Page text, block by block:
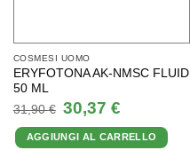
COSMESI UOMO
ERYFOTONA AK-NMSC FLUID
50 ML
31,90€ Il
prezzo
originale
era:
31,90 €.
30,37 €Il
prezzo
attuale
è:
30,37 €.
AGGIUNGI AL CARRELLO